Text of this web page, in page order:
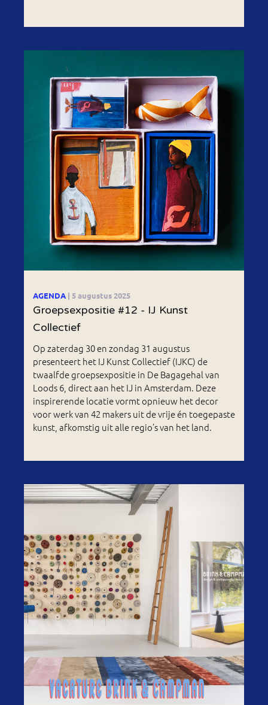
AGENDA | 5 augustus 2025
Groepsexpositie #12 - IJ Kunst
Collectief
Op zaterdag 30 en zondag 31 augustus
presenteert het IJ Kunst Collectief (IJKC) de
twaalfde groepsexpositie in De Bagagehal van
Loods 6, direct aan het IJ in Amsterdam. Deze
inspirerende locatie vormt opnieuw het decor
voor werk van 42 makers uit de vrije én toegepaste
kunst, afkomstig uit alle regio’s van het land.